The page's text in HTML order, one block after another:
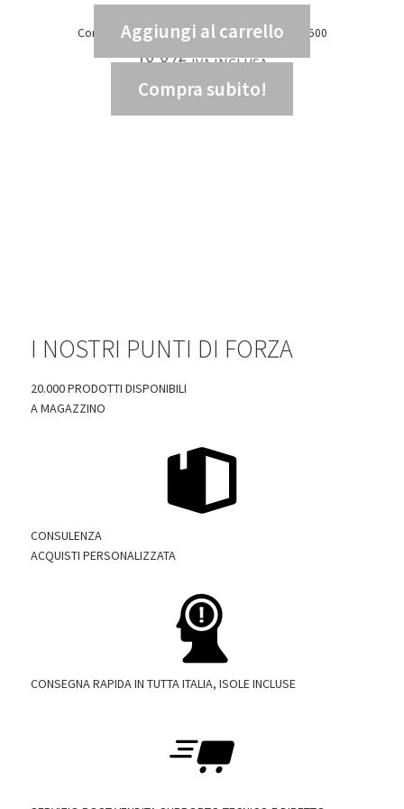
Cornice plafone Rodi 595 bianco – DIS 99803500
18,87€ IVA INCLUSA
15,47€ IVA ESCLUSA
Aggiungi al carrello
Compra subito!
I NOSTRI PUNTI DI FORZA
20.000 PRODOTTI DISPONIBILI
A MAGAZZINO
CONSULENZA
ACQUISTI PERSONALIZZATA
CONSEGNA RAPIDA IN TUTTA ITALIA, ISOLE INCLUSE